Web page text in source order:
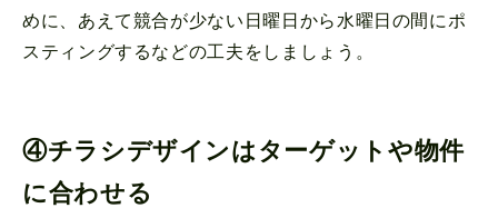
めに、あえて競合が少ない日曜日から水曜日の間にポ
スティングするなどの工夫をしましょう。
④チラシデザインはターゲットや物件
に合わせる